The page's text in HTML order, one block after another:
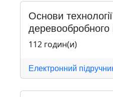
Основи
112 годин(и)
Електронний